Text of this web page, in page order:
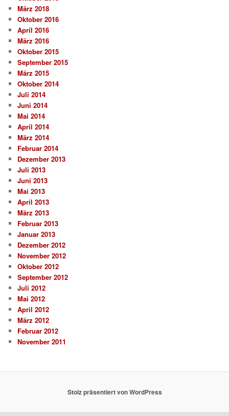
März 2018
Oktober 2016
April 2016
März 2016
Oktober 2015
September 2015
März 2015
Oktober 2014
Juli 2014
Juni 2014
Mai 2014
April 2014
März 2014
Februar 2014
Dezember 2013
Juli 2013
Juni 2013
Mai 2013
April 2013
März 2013
Februar 2013
Januar 2013
Dezember 2012
November 2012
Oktober 2012
September 2012
Juli 2012
Mai 2012
April 2012
März 2012
Februar 2012
November 2011
Stolz präsentiert von WordPress